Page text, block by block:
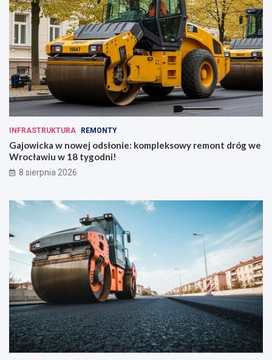
INFRASTRUKTURA REMONTY
Gajowicka w nowej odsłonie: kompleksowy remont dróg we
Wrocławiu w 18 tygodni!
8 sierpnia 2026